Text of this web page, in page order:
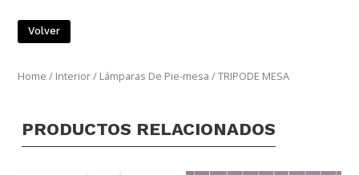
Volver
Home / Interior/ Lámparas De Pie-mesa / TRIPODE MESA
PRODUCTOS RELACIONADOS